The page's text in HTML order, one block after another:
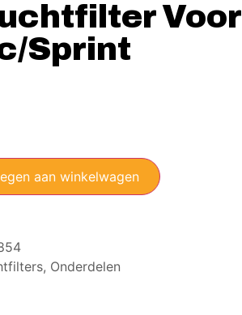
Voor
Sprint
aan winkelwagen
, Onderdelen